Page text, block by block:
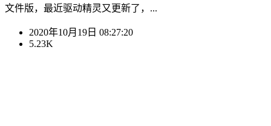
文件版，最近驱动精灵又更新了，...
2020年10月19日 08:27:20
5.23K